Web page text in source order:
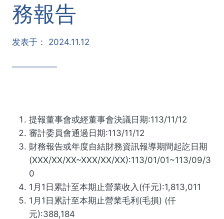
務報告
发表于： 2024.11.12
提報董事會或經董事會決議日期:113/11/12
審計委員會通過日期:113/11/12
財務報告或年度自結財務資訊報導期間起訖日期
(XXX/XX/XX~XXX/XX/XX):113/01/01~113/09/3
0
1月1日累計至本期止營業收入(仟元):1,813,011
1月1日累計至本期止營業毛利(毛損) (仟
元):388,184